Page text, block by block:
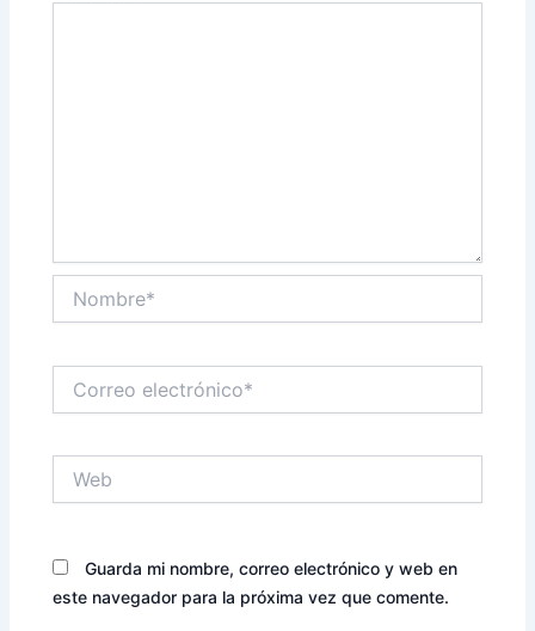
electrónico*
Guarda mi nombre, correo electrónico y web en
este navegador para la próxima vez que comente.